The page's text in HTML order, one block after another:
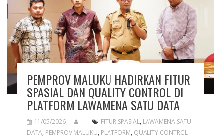
PEMPROV MALUKU HADIRKAN FITUR
SPASIAL DAN QUALITY CONTROL DI
PLATFORM LAWAMENA SATU DATA
11/05/2026 FITUR SPASIAL, LAWAMENA SATU
DATA, PEMPROV MALUKU, PLATFORM, QUALITY CONTROL